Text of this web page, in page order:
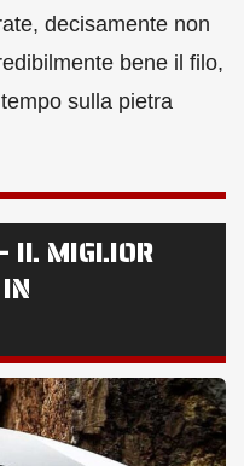
decisamente non
bene il filo,
sulla pietra
IL MIGLIOR